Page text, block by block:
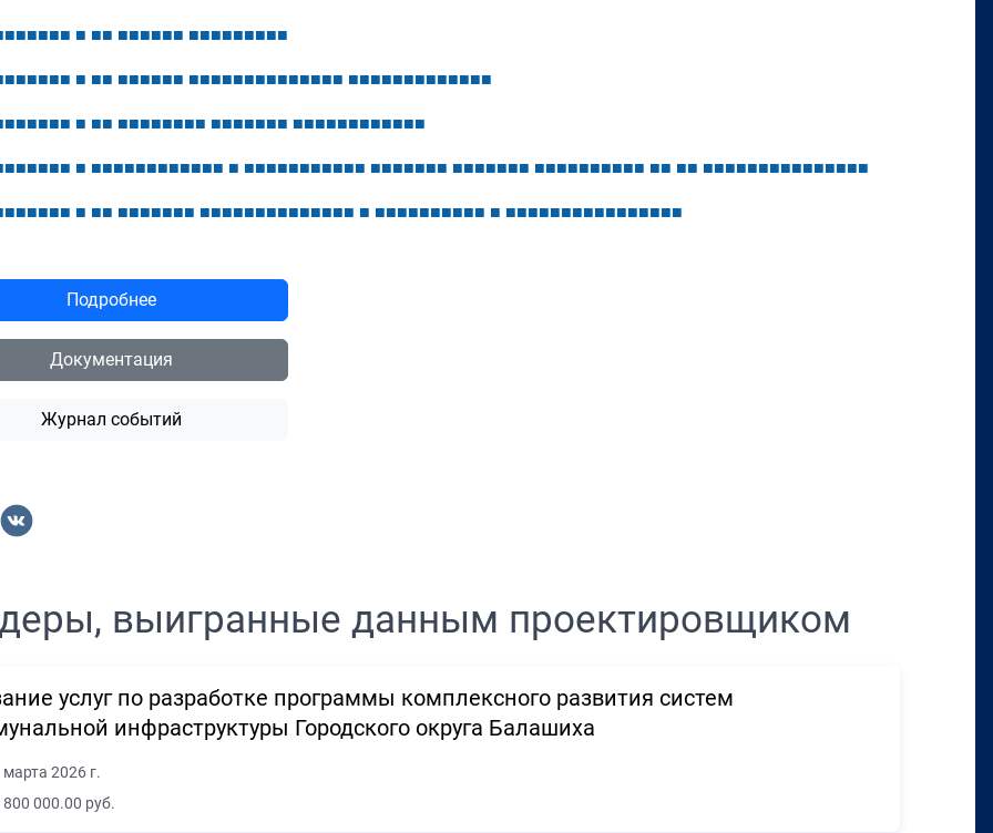
■■■■■■ ■ ■■ ■■■■■■ ■■■■■■■■■
■■■■■■ ■ ■■ ■■■■■■ ■■■■■■■■■■■■■■ ■■■■■■■■■■■■■
■■■■■■ ■ ■■ ■■■■■■■■ ■■■■■■■ ■■■■■■■■■■■■
■■■■■■ ■ ■■■■■■■■■■■■ ■ ■■■■■■■■■■■ ■■■■■■■ ■■■■■■■ ■■■■■■■■■■ ■■ ■■ ■■■■■■■■■■■■■■■
■■■■■■ ■ ■■ ■■■■■■■ ■■■■■■■■■■■■■■ ■ ■■■■■■■■■■ ■ ■■■■■■■■■■■■■■■■
Подробнее
Документация
Журнал событий
выигранные данным проектировщиком
услуг по разработке программы комплексного развития систем
инфраструктуры Городского округа Балашиха
марта 2026 г.
800 000.00 руб.